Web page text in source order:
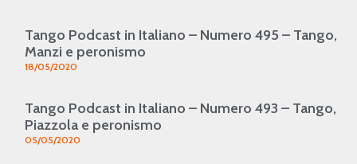
Tango Podcast in Italiano – Numero 495 – Tango,
Manzi e peronismo
18/05/2020
Tango Podcast in Italiano – Numero 493 – Tango,
Piazzola e peronismo
05/05/2020